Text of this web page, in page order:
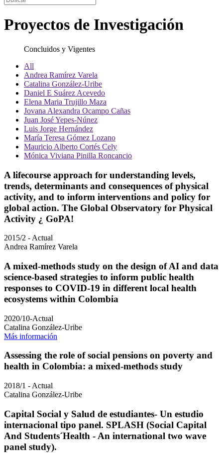
Proyectos de Investigación
Concluidos y Vigentes
All
Andrea Ramírez Varela
Catalina González-Uribe
Daniel E Suárez Acevedo
Elena Maria Trujillo Maza
Jovana Alexandra Ocampo Cañas
Juan José Yepes-Núnez
Luis Jorge Hernández
María Teresa Gómez Lozano
Mauricio Alberto Cortés Cely
Mónica Viviana Pinilla Roncancio
A lifecourse approach for understanding levels,
trends, determinants and consequences of physical
activity, and to inform interventions and policy for
global action. The Global Observatory for Physical
Activity ¿ GoPA!
2015/2 - Actual
Andrea Ramírez Varela
A mixed-methods study on the design of AI and data
science-based strategies to inform public health
responses to COVID-19 in different local health
ecosystems within Colombia
2020/10-Actual
Catalina González-Uribe
Más información
Assessing the role of social pensions on poverty and
health in Colombia: a mixed-methods study
2018/1 - Actual
Catalina González-Uribe
Capital Social y Salud de estudiantes- Un estudio
internacional tipo panel. SPLASH (Social Capital
And Students´Health - An international two wave
panel study).